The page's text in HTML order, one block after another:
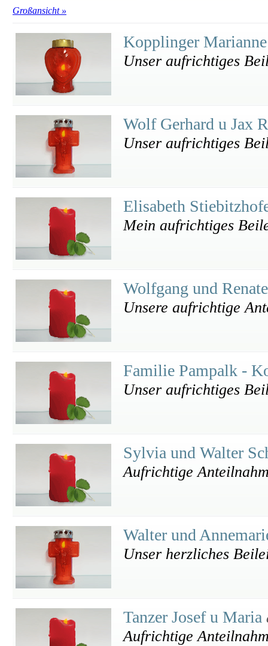
Großansicht »
Kopplinger
Unser aufrichtiges
Wolf Gerhard u Jax
Unser aufrichtiges
Elisabeth
Mein aufrichtiges
Wolfgang und
Unsere aufrichtige
Familie Pampalk -
Unser aufrichtiges
Sylvia und Walter
Aufrichtige
Walter und
Unser herzliches
Tanzer Josef u Maria
Aufrichtige